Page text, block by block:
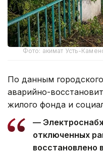
Фото: акимат Усть-
По данным
аварийно-
жилого фонда и
—
отключенных
восстановлено